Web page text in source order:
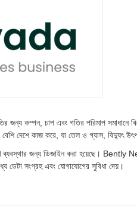
কম্পন, চাপ এবং গতির পরিমাপ সমাধানে
কাজ করে, যা তেল ও গ্যাস, বিদ্যুৎ
জন্য ডিজাইন করা হয়েছে।
ডেটা সংগ্রহ এবং যোগাযোগের সুবিধা দেয়।